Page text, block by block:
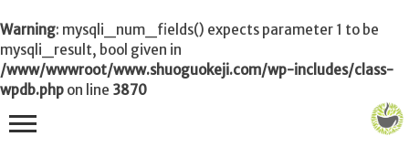
Warning: mysqli_num_fields() expects parameter 1 to be
mysqli_result, bool given in
/www/wwwroot/www.shuoguokeji.com/wp-includes/class-
wpdb.php on line 3870